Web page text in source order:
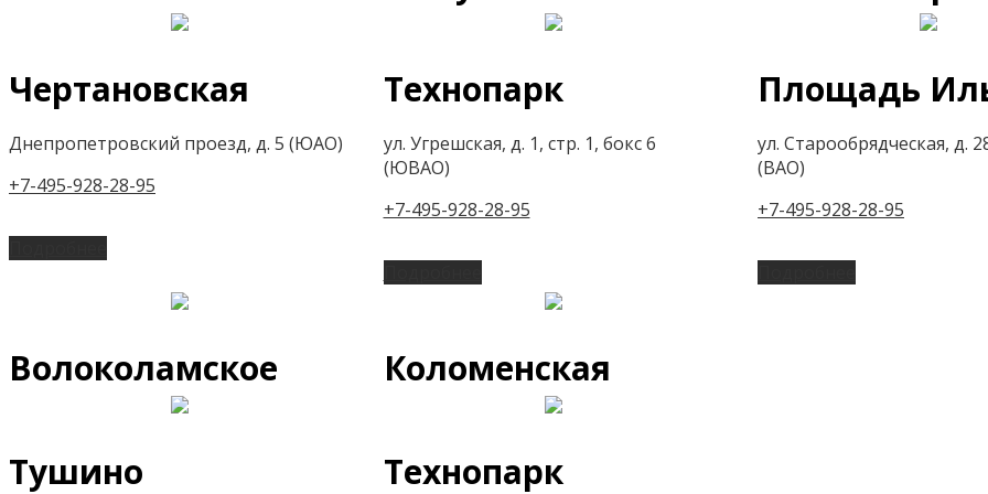
Чертановская
Днепропетровский проезд, д. 5 (ЮАО)
+7-495-928-28-95
Технопарк
ул. Угрешская, д. 1, стр. 1, бокс 6
(ЮВАО)
+7-495-928-28-95
Площадь
ул. Старообрядческая, д.
(ВАО)
+7-495-928-28-95
Волоколамское
Тушино
Коломенская
Технопарк